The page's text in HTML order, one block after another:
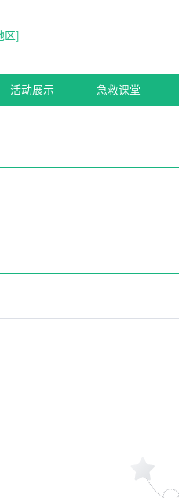
区
活动展示 急救课堂